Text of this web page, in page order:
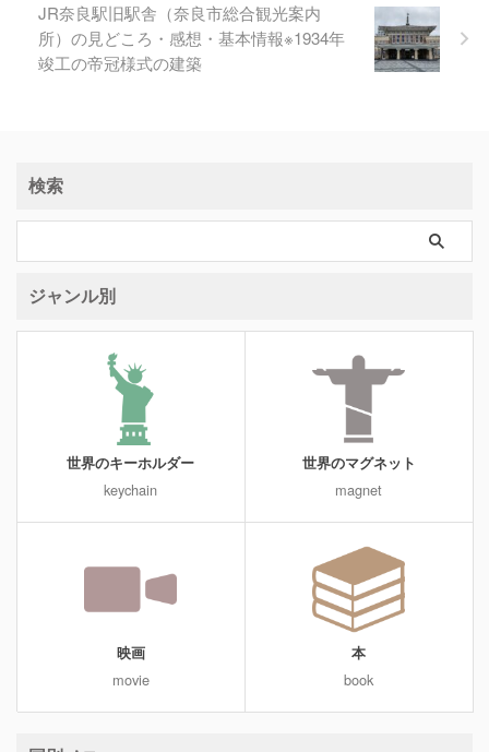
JR奈良駅旧駅舎（奈良市総合観光案内
所）の見どころ・感想・基本情報※1934年
竣工の帝冠様式の建築
検索
ジャンル別
世界のキーホルダー
keychain
世界のマグネット
magnet
映画
movie
本
book